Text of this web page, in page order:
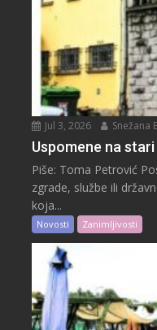
Jul 3, 2026 Snežana
Uspomene na
Piše: Toma Petrović
zgrade, službe ili
koja...
Novosti Zanimljivosti